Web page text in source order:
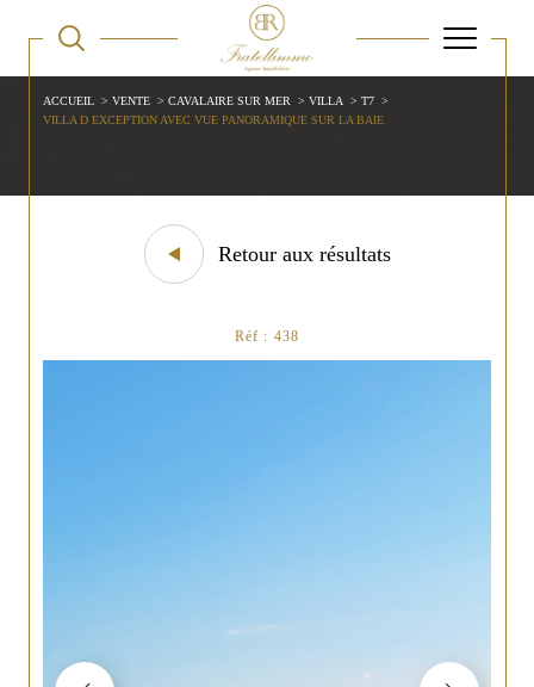
ACCUEIL VENTE CAVALAIRE SUR MER VILLA
T7
VILLA D EXCEPTION AVEC VUE PANORAMIQUE SUR LA BAIE
Retour aux résultats
Réf : 438